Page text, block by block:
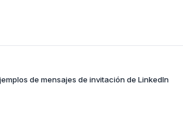
de mensajes de invitación de LinkedIn